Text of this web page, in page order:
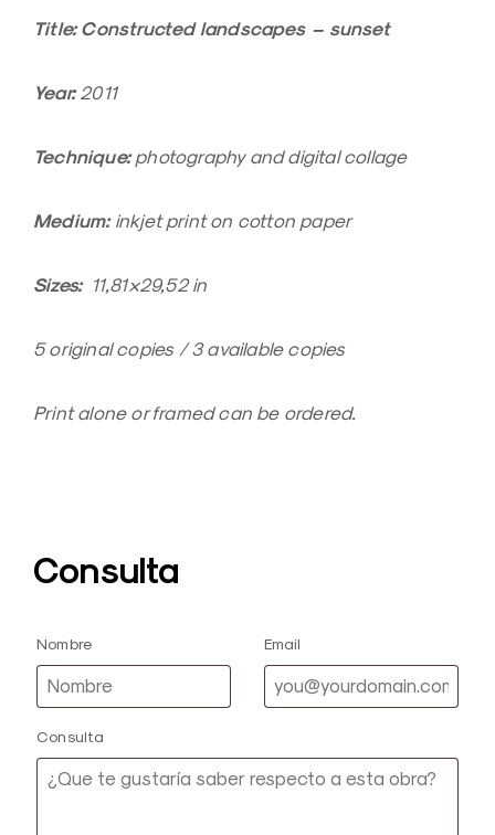
Title: Constructed landscapes – sunset
Year:2011
Technique:photography and digital collage
Medium:inkjet print on cotton paper
Sizes:11,81×29,52 in
5 original copies / 3 available copies
Print alone or framed can be ordered.
Consulta
Nombre Email
Consulta